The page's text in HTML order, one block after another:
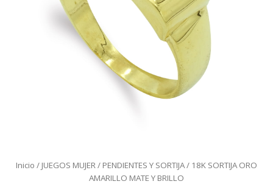
Inicio / JUEGOS MUJER / PENDIENTES Y SORTIJA/ 18K SORTIJA ORO
AMARILLO MATE Y BRILLO